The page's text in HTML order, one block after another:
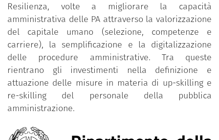
Resilienza, volte a migliorare la capacità
amministrativa delle PA attraverso la valorizzazione
del capitale umano (selezione, competenze e
carriere), la semplificazione e la digitalizzazione
delle procedure amministrative. Tra queste
rientrano gli investimenti nella definizione e
attuazione delle misure in materia di up-skilling e
re-skilling del personale della pubblica
amministrazione.